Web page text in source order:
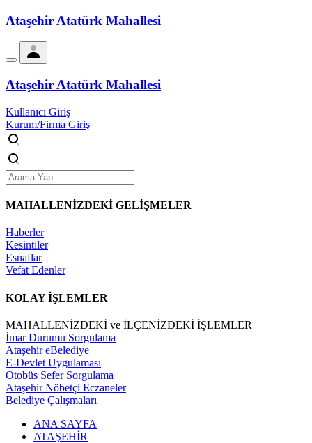
Ataşehir Atatürk Mahallesi
Ataşehir Atatürk Mahallesi
Kullanıcı Giriş
Kurum/Firma Giriş
MAHALLENİZDEKİ GELİŞMELER
Haberler
Kesintiler
Esnaflar
Vefat Edenler
KOLAY İŞLEMLER
MAHALLENİZDEKİ ve İLÇENİZDEKİ İŞLEMLER
İmar Durumu Sorgulama
Ataşehir eBelediye
E-Devlet Uygulaması
Otobüs Sefer Sorgulama
Ataşehir Nöbetçi Eczaneler
Belediye Çalışmaları
ANA SAYFA
ATAŞEHİR